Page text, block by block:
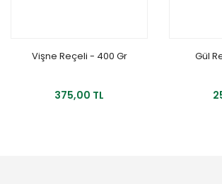
Vişne Reçeli - 400 Gr
375,00 TL
Gül